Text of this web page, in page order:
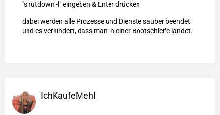
"shutdown -l" eingeben & Enter drücken
dabei werden alle Prozesse und Dienste sauber beendet
und es verhindert, dass man in einer Bootschleife landet.
IchKaufeMehl